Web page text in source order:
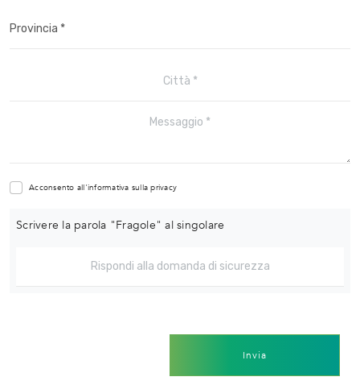
Acconsento all'informativa sullaprivacy
Scrivere la parola "Fragole" al singolare
Invia